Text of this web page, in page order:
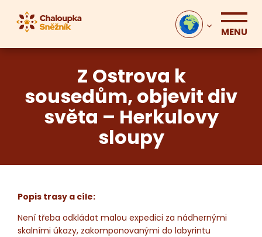
MENU
Z Ostrova k
sousedům, objevit div
světa – Herkulovy
sloupy
Popis trasy a cíle:
Není třeba odkládat malou expedici za nádhernými
skalními úkazy, zakomponovanými do labyrintu